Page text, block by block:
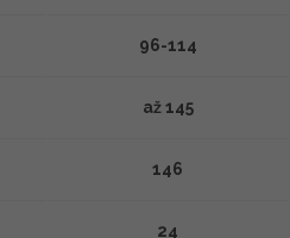
96-114
až 145
146
24